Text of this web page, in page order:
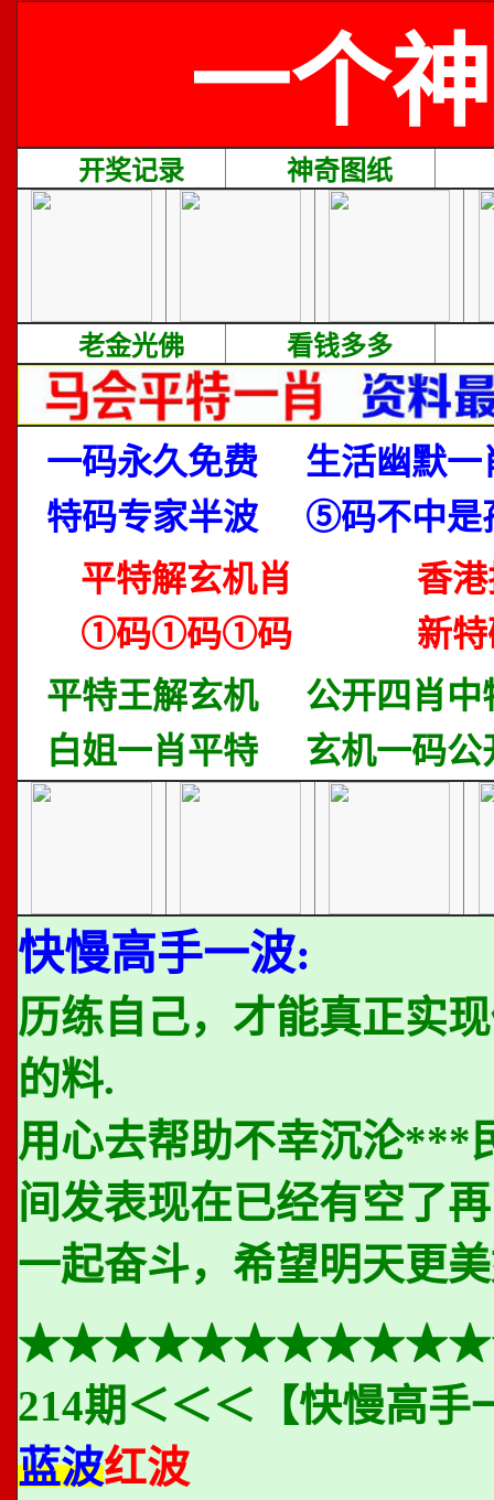
一个
开奖记录 神奇图纸
老金光佛 看钱多多
一码永久免费
生活幽默一
特码专家半波
⑤码不中是
平特解玄机肖
香
①码①码①码
新
平特王解玄机
公开四肖中
白姐一肖平特
玄机一码公
快慢高手一波:
历练自己，才能真正实
的料.
用心去帮助不幸沉沦***
间发表现在已经有空了
一起奋斗，希望明天更
214期＜＜＜【快慢高手
蓝波红波